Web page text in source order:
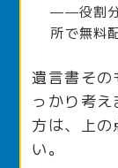
——役割分
所で無料
遺言書その
っかり考
方は、上
い。